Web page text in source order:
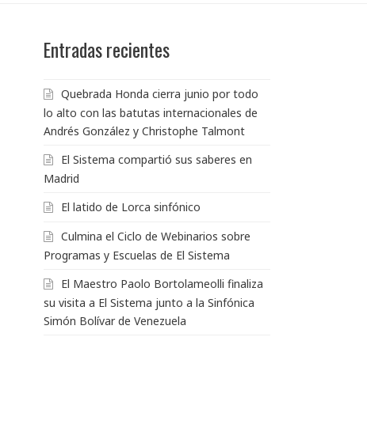
Entradas recientes
Quebrada Honda cierra junio por todo
lo alto con las batutas internacionales de
Andrés González y Christophe Talmont
El Sistema compartió sus saberes en
Madrid
El latido de Lorca sinfónico
Culmina el Ciclo de Webinarios sobre
Programas y Escuelas de El Sistema
El Maestro Paolo Bortolameolli finaliza
su visita a El Sistema junto a la Sinfónica
Simón Bolívar de Venezuela